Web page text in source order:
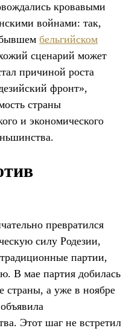
кровавыми
войнами: так,
бывшем бельгийском
сценарий может
причиной роста
фронт»,
страны
и экономического
превратился
силу Родезии,
партии,
В мае партия добилась
страны, а уже в ноябре
Этот шаг не встретил